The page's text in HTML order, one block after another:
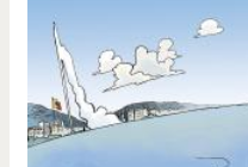
Cybermonde
Election présidentielle US